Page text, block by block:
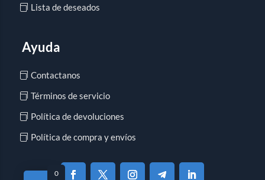
Lista de deseados
Ayuda
Contactanos
Términos de servicio
Política de devoluciones
Política de compra y envíos
0